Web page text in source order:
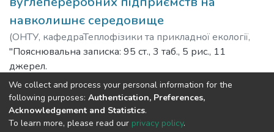
навколишнє середовище
(ОНТУ, кафедраТеплофізики та прикладної екології,
2021)Григораш, Вікторія
"Пояснювальна записка: 95 ст., 3 таб., 5 рис., 11
джерел.
Об'єкт дослідження – підприємства вугільної
промисловості, вплив їх діяльності на навколишнє
природне середовище та здоров’я населення, оцінка
природоохоронної діяльності підприємства.
Show more
We collect and process your personal information for the
following purposes: Authentication, Preferences,
Acknowledgement and Statistics.
To learn more, please read our privacy policy.